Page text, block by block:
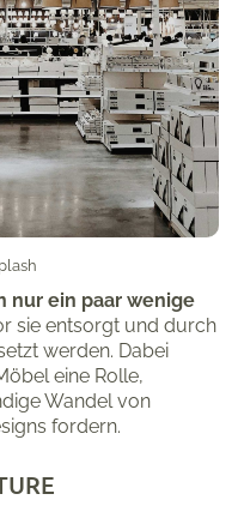
nur ein paar wenige
sie entsorgt und durch
werden. Dabei
eine Rolle,
Wandel von
fordern.